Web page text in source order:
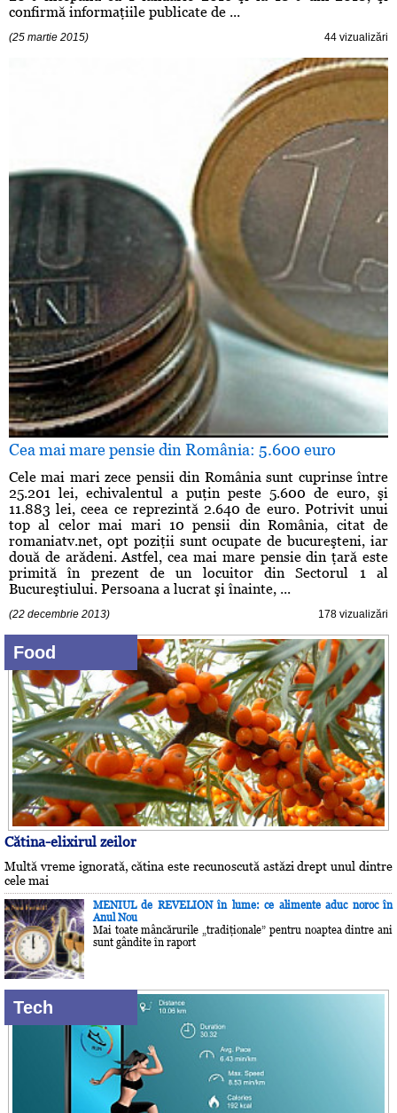
confirmă informaţiile publicate de ...
(25 martie 2015) 44 vizualizări
Cea mai mare pensie din România: 5.600 euro
Cele mai mari zece pensii din România sunt cuprinse între
25.201 lei, echivalentul a puţin peste 5.600 de euro, şi
11.883 lei, ceea ce reprezintă 2.640 de euro. Potrivit unui
top al celor mai mari 10 pensii din România, citat de
romaniatv.net, opt poziţii sunt ocupate de bucureşteni, iar
două de arădeni. Astfel, cea mai mare pensie din ţară este
primită în prezent de un locuitor din Sectorul 1 al
Bucureştiului. Persoana a lucrat şi înainte, ...
(22 decembrie 2013) 178 vizualizări
Food
Cătina-elixirul zeilor
Multă vreme ignorată, cătina este recunoscută astăzi drept unul dintre
cele mai
MENIUL de REVELION în lume: ce alimente aduc noroc în
Anul Nou
Mai toate mâncărurile „tradiţionale” pentru noaptea dintre ani
sunt gândite în raport
Tech